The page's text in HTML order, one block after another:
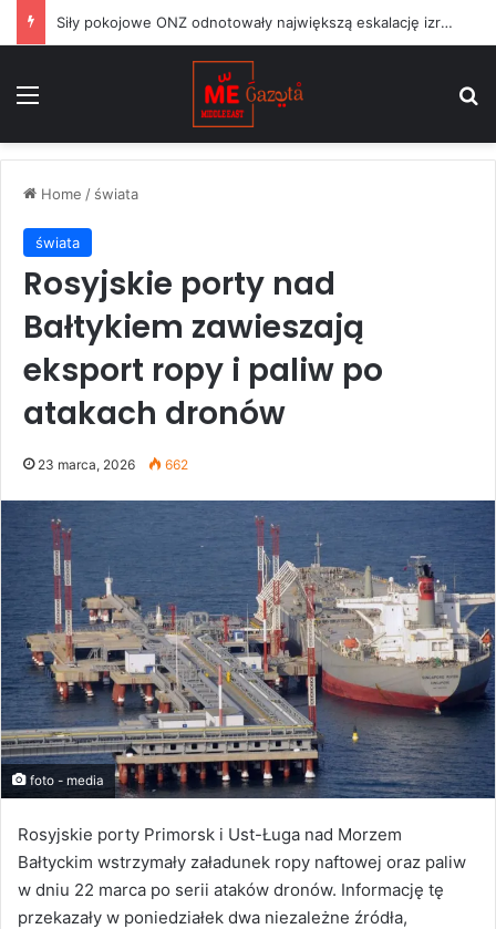
Siły pokojowe ONZ odnotowały największą eskalację izraelskich działań w Libanie od czasu zawieszenia broni w czerwcu
Home / świata
świata
Rosyjskie porty nad
Bałtykiem zawieszają
eksport ropy i paliw po
atakach dronów
23 marca, 2026 662
foto - media
Rosyjskie porty Primorsk i Ust-Ługa nad Morzem
Bałtyckim wstrzymały załadunek ropy naftowej oraz paliw
w dniu 22 marca po serii ataków dronów. Informację tę
przekazały w poniedziałek dwa niezależne źródła,